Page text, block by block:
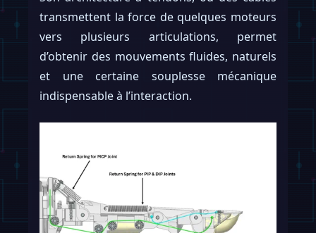
transmettent la force de quelques moteurs
vers plusieurs articulations, permet
d’obtenir des mouvements fluides, naturels
et une certaine souplesse mécanique
indispensable à l’interaction.